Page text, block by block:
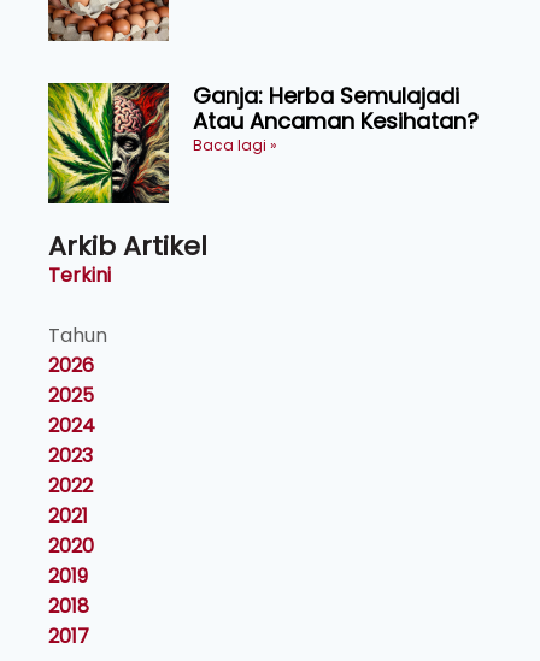
Ganja: Herba Semulajadi
Atau Ancaman Kesihatan?
Baca lagi »
Arkib Artikel
Terkini
Tahun
2026
2025
2024
2023
2022
2021
2020
2019
2018
2017